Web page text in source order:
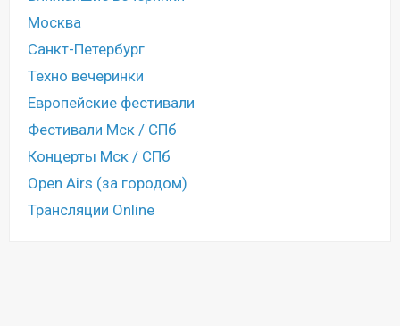
Москва
Санкт-Петербург
Техно вечеринки
Европейские фестивали
Фестивали Мск / СПб
Концерты Мск / СПб
Open Airs (за городом)
Трансляции Online